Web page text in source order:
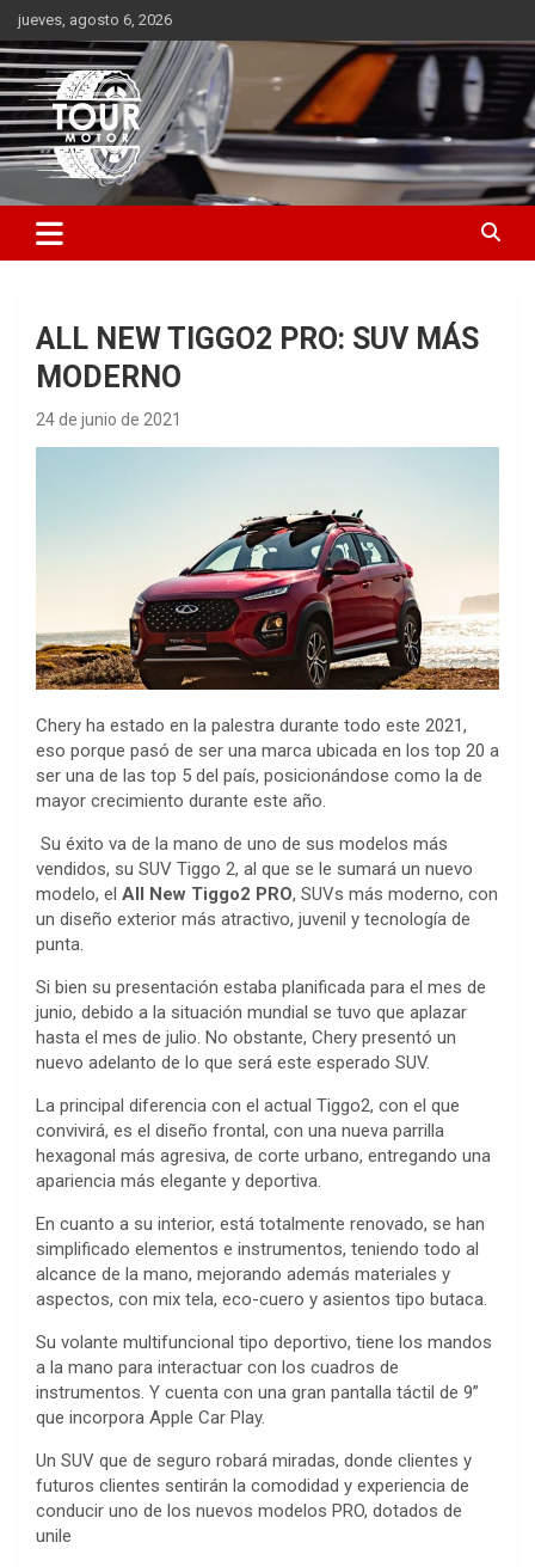
Saltar
al
contenido
jueves, agosto 6, 2026
Tour Motor
Plataforma de contenido audiovisual para el sector automotriz
ALL NEW TIGGO2 PRO: SUV MÁS
MODERNO
24 de junio de 2021
Chery ha estado en la palestra durante todo este 2021,
eso porque pasó de ser una marca ubicada en los top 20 a
ser una de las top 5 del país, posicionándose como la de
mayor crecimiento durante este año.
Su éxito va de la mano de uno de sus modelos más
vendidos, su SUV Tiggo 2, al que se le sumará un nuevo
modelo, el All New Tiggo2 PRO, SUVs más moderno, con
un diseño exterior más atractivo, juvenil y tecnología de
punta.
Si bien su presentación estaba planificada para el mes de
junio, debido a la situación mundial se tuvo que aplazar
hasta el mes de julio. No obstante, Chery presentó un
nuevo adelanto de lo que será este esperado SUV.
La principal diferencia con el actual Tiggo2, con el que
convivirá, es el diseño frontal, con una nueva parrilla
hexagonal más agresiva, de corte urbano, entregando una
apariencia más elegante y deportiva.
En cuanto a su interior, está totalmente renovado, se han
simplificado elementos e instrumentos, teniendo todo al
alcance de la mano, mejorando además materiales y
aspectos, con mix tela, eco-cuero y asientos tipo butaca.
Su volante multifuncional tipo deportivo, tiene los mandos
a la mano para interactuar con los cuadros de
instrumentos. Y cuenta con una gran pantalla táctil de 9”
que incorpora Apple Car Play.
Un SUV que de seguro robará miradas, donde clientes y
futuros clientes sentirán la comodidad y experiencia de
conducir uno de los nuevos modelos PRO, dotados de
unile